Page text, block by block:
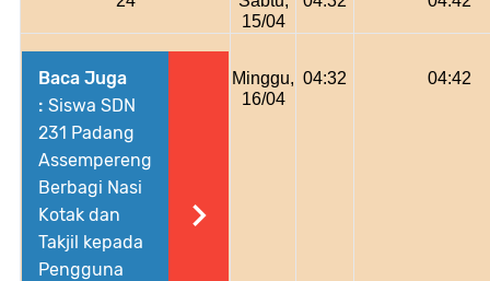
15/04
Baca Juga
: Siswa SDN
231 Padang
Assempereng
Berbagi Nasi
Kotak dan
Takjil kepada
Pengguna
Minggu,
16/04
04:32 04:42